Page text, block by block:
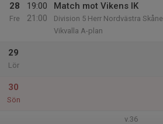
28
Fre
19:00
21:00
Match mot Vikens IK
Division 5 Herr Nordvästra Skåne
Vikvalla A-plan
29
Lör
30
Sön
v.36